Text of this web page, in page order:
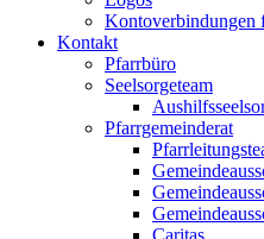
Kontoverbindungen
Kontakt
Pfarrbüro
Seelsorgeteam
Pfarrgemeinderat
Caritas